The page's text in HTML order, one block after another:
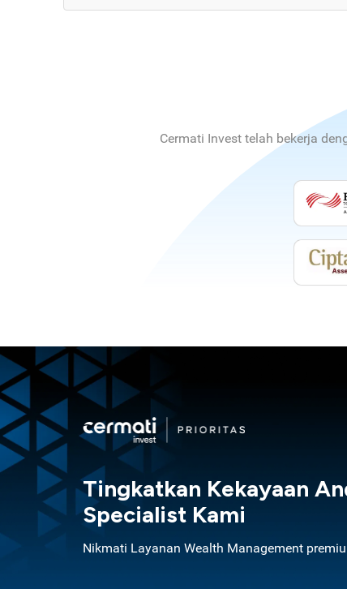
Cermati Invest telah bekerja
Tingkatkan Kekayaan
Specialist Kami
Nikmati Layanan Wealth Management